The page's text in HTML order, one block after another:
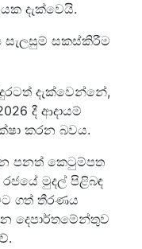
දැක්වෙයි.
සැලසුම් සකස්කිරීම
දැක්වෙන්නේ,
දී ආදායම්
කරන බවය.
පනත් කෙටුම්පත
මුදල් පිළිබඳ
ගත් තීරණය
දෙපාර්තමේන්තුව